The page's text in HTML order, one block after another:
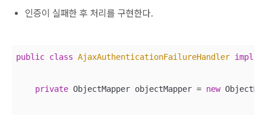
인증이 실패한 후 처리를 구현한다.
public class AjaxAuthenticationFailureHandler
private ObjectMapper objectMapper = new